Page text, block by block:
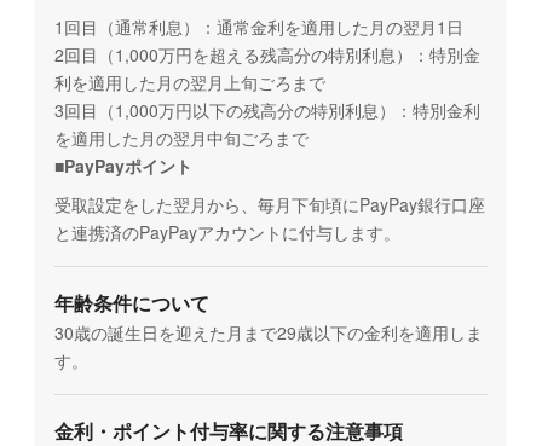
1回目（通常利息）：通常金利を適用した月の翌月1日
2回目（1,000万円を超える残高分の特別利息）：特別金
利を適用した月の翌月上旬ごろまで
3回目（1,000万円以下の残高分の特別利息）：特別金利
を適用した月の翌月中旬ごろまで
■PayPayポイント
受取設定をした翌月から、毎月下旬頃にPayPay銀行口座
と連携済のPayPayアカウントに付与します。
年齢条件について
30歳の誕生日を迎えた月まで29歳以下の金利を適用しま
す。
金利・ポイント付与率に関する注意事項